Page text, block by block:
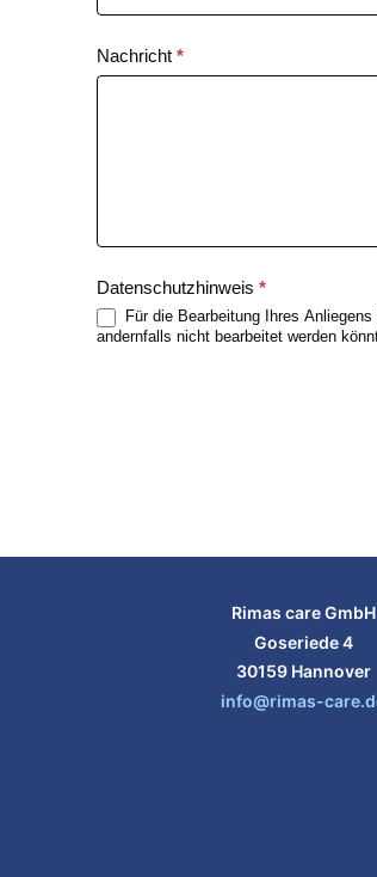
Nachricht*
Datenschutzhinweis*
Für die Bearbeitung Ihres
andernfalls nicht bearbeitet werden
Rimas care GmbH
Goseriede 4
30159 Hannover
info@rimas-